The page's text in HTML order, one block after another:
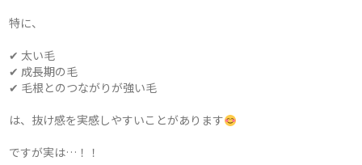
特に、
✔ 太い毛
✔ 成長期の毛
✔ 毛根とのつながりが強い毛
は、抜け感を実感しやすいことがあります
ですが実は…！！